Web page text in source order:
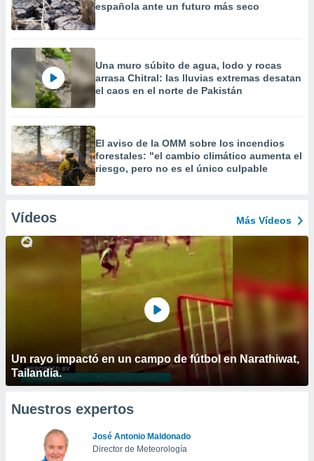
española ante un futuro más seco
Una muro súbito de agua, lodo y rocas
arrasa Chitral: las lluvias extremas desatan
el caos en el norte de Pakistán
El aviso de la OMM sobre los incendios
forestales: "el cambio climático aumenta el
riesgo, pero no es el único culpable
Vídeos Más Vídeos
Un rayo impactó en un campo de fútbol en Narathiwat,
Tailandia.
Nuestros expertos
José Antonio Maldonado
Director de Meteorología